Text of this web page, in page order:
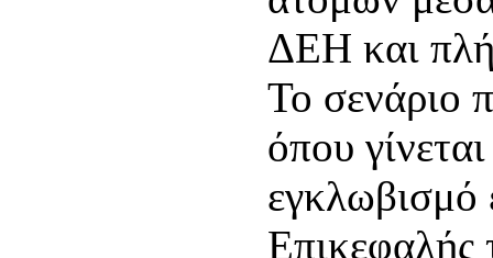
ΔΕΗ και
Το σενάριο
όπου
εγκλωβισμό
Επικεφαλής